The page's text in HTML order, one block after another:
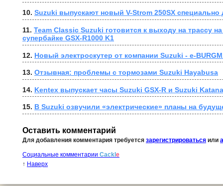
10. Suzuki выпускают новый V-Strom 250SX специально
11. Team Classic Suzuki готовится к выходу на трассу
супербайке GSX-R1000 K1
12. Новый электроскутер от компании Suzuki - e-
13. Отзывная: проблемы с тормозами Suzuki Hayabusa
14. Kentex выпускает часы Suzuki GSX-R и Suzuki Katana
15. В Suzuki озвучили «электрические» планы на
Оставить комментарий
Для добавления комментария требуется зарегистрироваться или
Социальные комментарии Cackl e
↑ Наверх